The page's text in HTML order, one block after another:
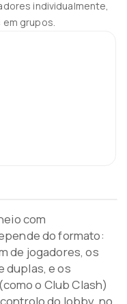
individualmente,
grupos.
com
do formato:
de jogadores, os
duplas, e os
o Club Clash)